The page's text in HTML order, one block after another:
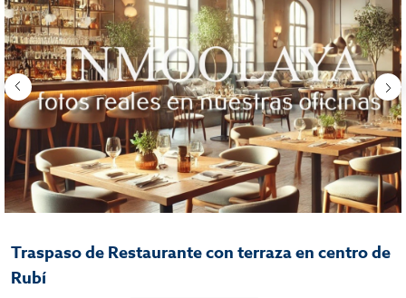
Traspaso de Restaurante con terraza en centro de
Rubí